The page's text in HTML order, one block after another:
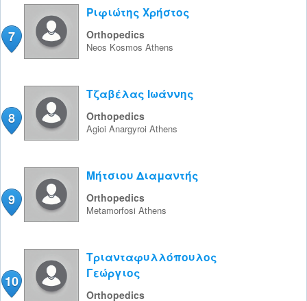
7
Ριφιώτης Χρήστος
Orthopedics
Neos Kosmos Athens
8
Τζαβέλας Ιωάννης
Orthopedics
Agioi Anargyroi Athens
9
Μήτσιου Διαμαντής
Orthopedics
Metamorfosi Athens
10
Τριανταφυλλόπουλος
Γεώργιος
Orthopedics